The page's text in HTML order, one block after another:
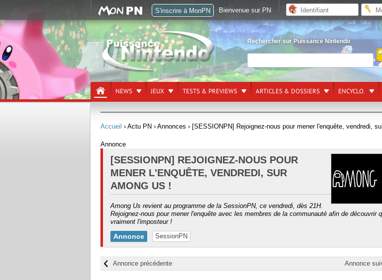
Rechercher sur Puissance Nintendo
NEWS JEUX TESTS & PREVIEWS ARTICLES & DOSSIERS ENCYCLO.
Accueil › Actu PN › Annonces › [SESSIONPN] Rejoignez-nous pour mener l'enquête, vendredi,
Annonce
[SESSIONPN] REJOIGNEZ-NOUS POUR
MENER L'ENQUÊTE, VENDREDI, SUR
AMONG US !
Among Us revient au programme de la SessionPN, ce vendredi, dès 21H.
Rejoignez-nous pour mener l'enquête avec les membres de la communauté afin de découvrir
vraiment l'imposteur !
Annonce SessionPN
Annonce
Annonce précédente
S'inscrire à MonPN Bienvenue sur PN